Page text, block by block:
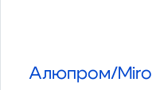
Алюпром/Miro